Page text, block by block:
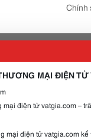
Chính
MẠI ĐIỆN TỬ
điện tử vatgia.com –
mại điện tử vatgia.com kể